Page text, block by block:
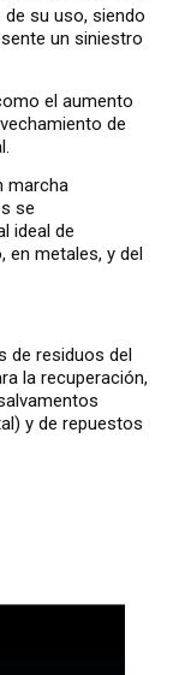
su uso, siendo
un siniestro
el aumento
de
marcha
se
ideal de
en metales, y del
de residuos del
la recuperación,
y de repuestos